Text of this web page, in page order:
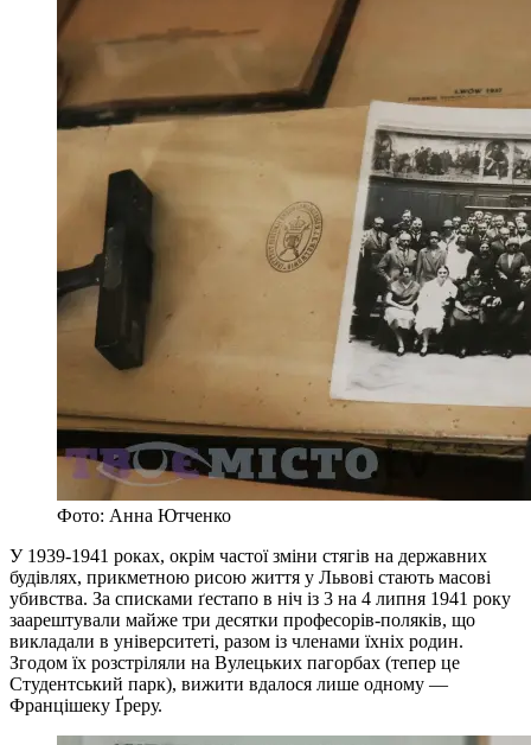
Фото: Анна Ютченко
У 1939-1941 роках, окрім частої зміни стягів на державних
будівлях, прикметною рисою життя у Львові стають масові
убивства. За списками ґестапо в ніч із 3 на 4 липня 1941 року
заарештували майже три десятки професорів-поляків, що
викладали в університеті, разом із членами їхніх родин.
Згодом їх розстріляли на Вулецьких пагорбах (тепер це
Студентський парк), вижити вдалося лише одному —
Францішеку Ґреру.